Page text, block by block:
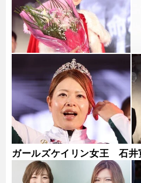
ガールズケイリン女王 石